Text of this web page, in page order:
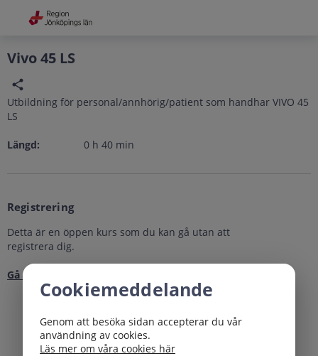
Grade
Portal
Vivo 45 LS
Utbildning för personal/annhörig/patient som handhar VIVO 45
LS
Längd: 0 h 40 min
Registrering
Detta är en öppen kurs som du kan gå utan att
registrera dig.
Gå till kursen
Cookiemeddelande
Genom att besöka sidan accepterar du vår
användning av cookies.
Läs mer om våra cookies här